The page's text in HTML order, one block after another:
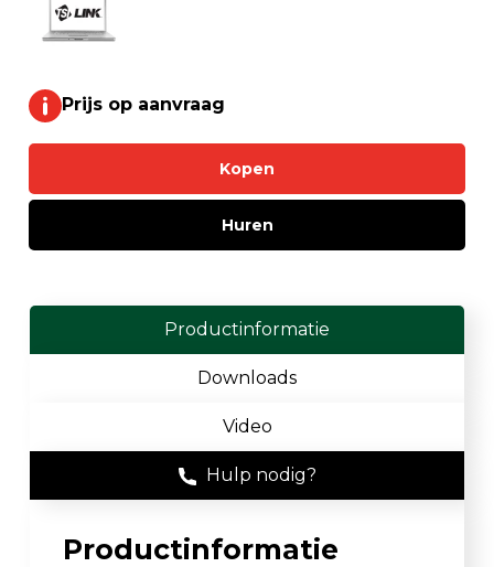
Prijs op aanvraag
Huren
Kopen
Productinformatie
Downloads
Video
Hulp nodig?
Productinformatie